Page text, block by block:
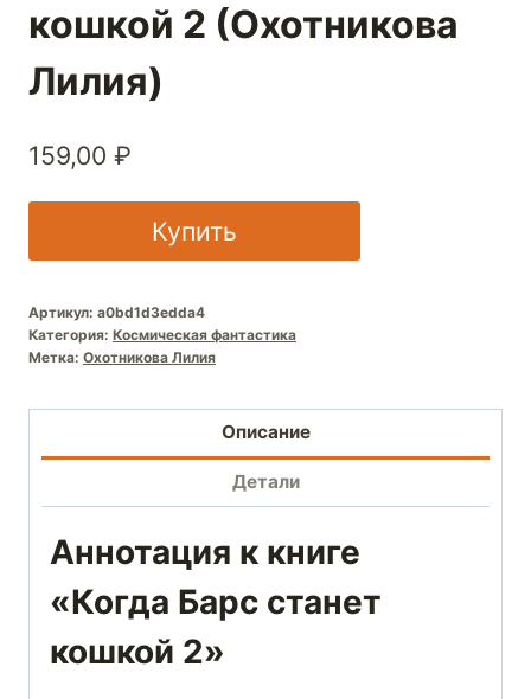
кошкой 2 (Охотникова
Лилия)
159,00 ₽
Купить
Артикул: a0bd1d3edda4
Категория: Космическая фантастика
Метка: Охотникова Лилия
Описание
Детали
Аннотация к книге
«Когда Барс станет
кошкой 2»